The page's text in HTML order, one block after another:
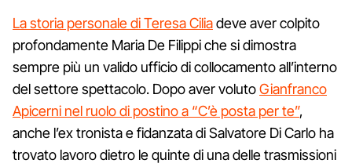
La storia personale di Teresa Ciliadeve aver colpito
profondamente Maria De Filippi che si dimostra
sempre più un valido ufficio di collocamento all’interno
del settore spettacolo. Dopo aver volutoGianfranco
Apicerni nel ruolo di postino a “C’è posta per te”,
anche l’ex tronista e fidanzata di Salvatore Di Carlo ha
trovato lavoro dietro le quinte di una delle trasmissioni